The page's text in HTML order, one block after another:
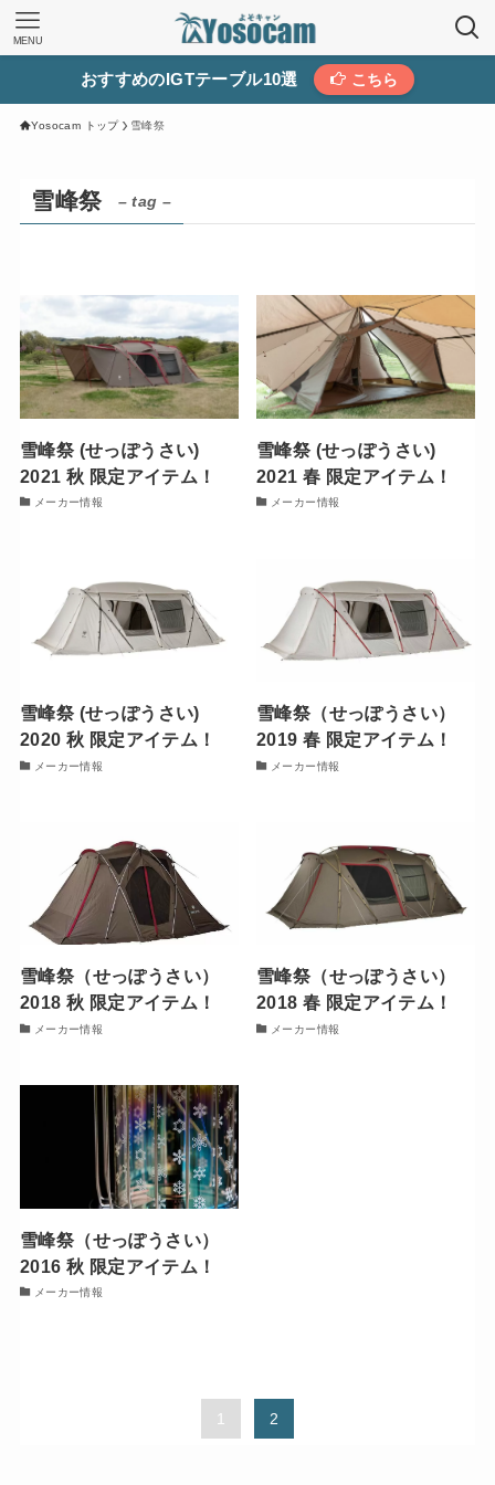
MENU
おすすめのIGTテーブル10選 こちら
Yosocam トップ 雪峰祭
雪峰祭 – tag –
雪峰祭 (せっぽうさい)
2021 秋 限定アイテム！
メーカー情報
雪峰祭 (せっぽうさい)
2021 春 限定アイテム！
メーカー情報
雪峰祭 (せっぽうさい)
2020 秋 限定アイテム！
メーカー情報
雪峰祭（せっぽうさい）
2019 春 限定アイテム！
メーカー情報
雪峰祭（せっぽうさい）
2018 秋 限定アイテム！
メーカー情報
雪峰祭（せっぽうさい）
2018 春 限定アイテム！
メーカー情報
雪峰祭（せっぽうさい）
2016 秋 限定アイテム！
メーカー情報
1 2